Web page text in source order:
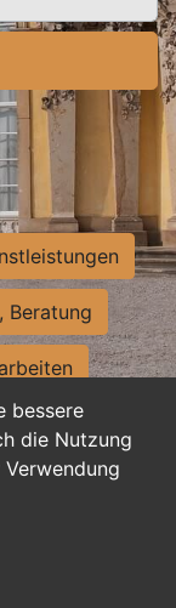
bessere
die Nutzung
Beratung